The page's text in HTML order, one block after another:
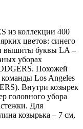
из коллекции 400
цветов: синего
вышиты буквы LA –
уборах
Похожей
Los Angeles
Внутри козырек
головного убора
Для
козырька – 7 см,